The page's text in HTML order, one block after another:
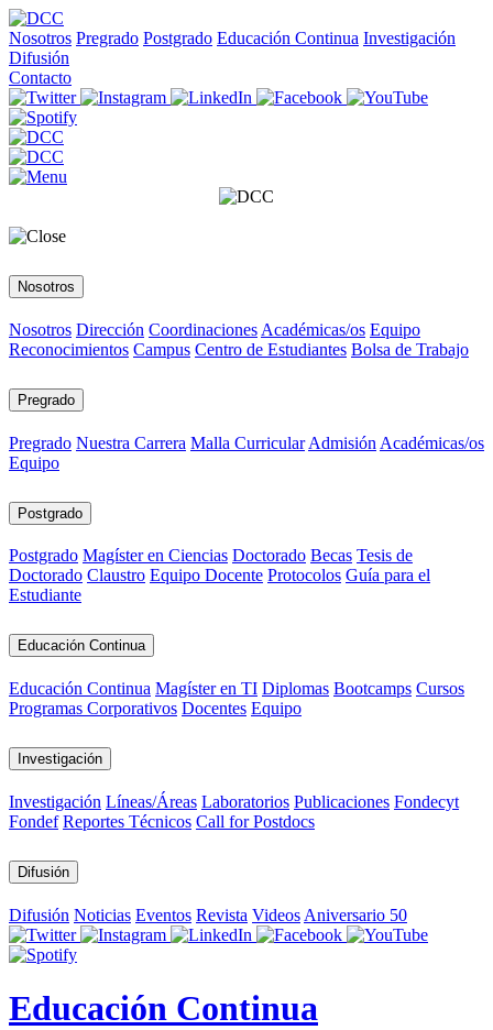
Nosotros Pregrado Postgrado Educación Continua Investigación
Difusión
Contacto
Nosotros
Nosotros Dirección Coordinaciones Académicas/os Equipo
Reconocimientos Campus Centro de Estudiantes Bolsa de Trabajo
Pregrado
Pregrado Nuestra Carrera Malla Curricular Admisión Académicas/os
Equipo
Postgrado
Postgrado Magíster en Ciencias Doctorado Becas Tesis de
Doctorado Claustro Equipo Docente Protocolos Guía para el
Estudiante
Educación Continua
Educación Continua Magíster en TI Diplomas Bootcamps Cursos
Programas Corporativos Docentes Equipo
Investigación
Investigación Líneas/Áreas Laboratorios Publicaciones Fondecyt
Fondef Reportes Técnicos Call for Postdocs
Difusión
Difusión Noticias Eventos Revista Videos Aniversario 50
Educación Continua